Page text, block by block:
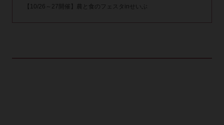
【10/26～27開催】農と食のフェスタinせいぶ